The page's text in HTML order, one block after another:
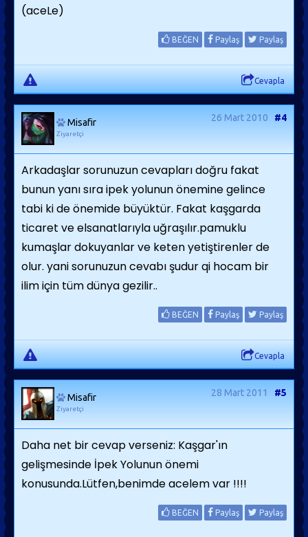
(aceLe)
BEĞEN Paylaş Paylaş
Cevapla
Misafir
Ziyaretçi
26 Mart 2010 #4
Arkadaşlar sorunuzun cevapları doğru fakat
bunun yanı sıra ipek yolunun önemine gelince
tabi ki de önemide büyüktür. Fakat kaşgarda
ticaret ve elsanatlarıyla uğraşılır.pamuklu
kumaşlar dokuyanlar ve keten yetiştirenler de
olur. yani sorunuzun cevabı şudur qi hocam bir
ilim için tüm dünya gezilir..
BEĞEN Paylaş Paylaş
Cevapla
Misafir
Ziyaretçi
28 Mart 2011 #5
Daha net bir cevap verseniz: Kaşgar'ın
gelişmesinde İpek Yolunun önemi
konusunda.Lütfen,benimde acelem var !!!!
BEĞEN Paylaş Paylaş